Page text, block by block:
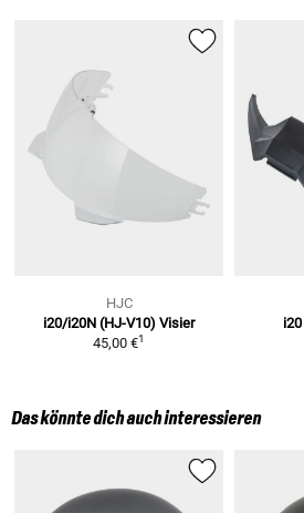
HJC
i20/i20N (HJ-V10) Visier
45,00 €1
i20
Das könnte dich auch interessieren